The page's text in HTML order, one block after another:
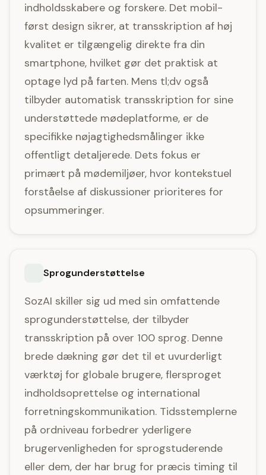
indholdsskabere og forskere. Det mobil-
først design sikrer, at transskription af høj
kvalitet er tilgængelig direkte fra din
smartphone, hvilket gør det praktisk at
optage lyd på farten. Mens tl;dv også
tilbyder automatisk transskription for sine
understøttede mødeplatforme, er de
specifikke nøjagtighedsmålinger ikke
offentligt detaljerede. Dets fokus er
primært på mødemiljøer, hvor kontekstuel
forståelse af diskussioner prioriteres for
opsummeringer.
Sprogunderstøttelse
SozAI skiller sig ud med sin omfattende
sprogunderstøttelse, der tilbyder
transskription på over 100 sprog. Denne
brede dækning gør det til et uvurderligt
værktøj for globale brugere, flersproget
indholdsoprettelse og international
forretningskommunikation. Tidsstemplerne
på ordniveau forbedrer yderligere
brugervenligheden for sprogstuderende
eller dem, der har brug for præcis timing til